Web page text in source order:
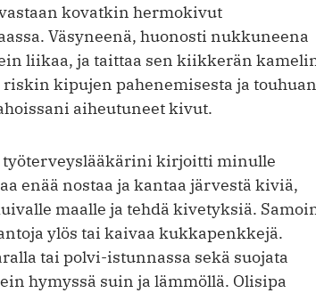
kovatkin hermokivut
Väsyneenä, huonosti nukkuneena
liikaa, ja taittaa sen kiikkerän
kipujen pahenemisesta ja touhuan
aiheutuneet kivut.
työterveyslääkärini kirjoitti minulle
enää nostaa ja kantaa järvestä kiviä,
maalle ja tehdä kivetyksiä.
ylös tai kaivaa kukkapenkkejä.
tai polvi-istunnassa sekä suojata
hymyssä suin ja lämmöllä. Olisipa